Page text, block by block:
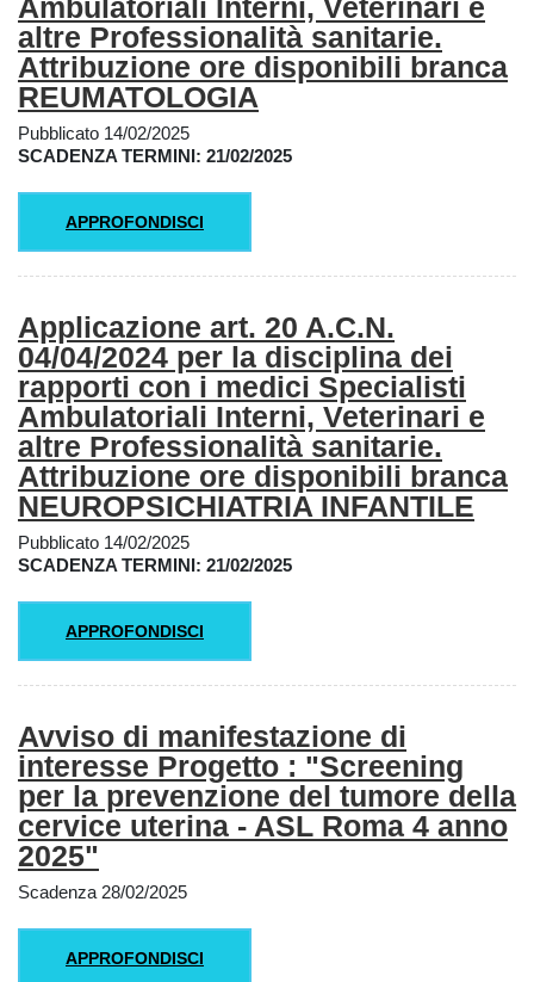
Ambulatoriali Interni, Veterinari e
altre Professionalità sanitarie.
Attribuzione ore disponibili branca
REUMATOLOGIA
Pubblicato 14/02/2025
SCADENZA TERMINI: 21/02/2025
APPROFONDISCI
Applicazione art. 20 A.C.N.
04/04/2024 per la disciplina dei
rapporti con i medici Specialisti
Ambulatoriali Interni, Veterinari e
altre Professionalità sanitarie.
Attribuzione ore disponibili branca
NEUROPSICHIATRIA INFANTILE
Pubblicato 14/02/2025
SCADENZA TERMINI: 21/02/2025
APPROFONDISCI
Avviso di manifestazione di
interesse Progetto : "Screening
per la prevenzione del tumore della
cervice uterina - ASL Roma 4 anno
2025"
Scadenza 28/02/2025
APPROFONDISCI